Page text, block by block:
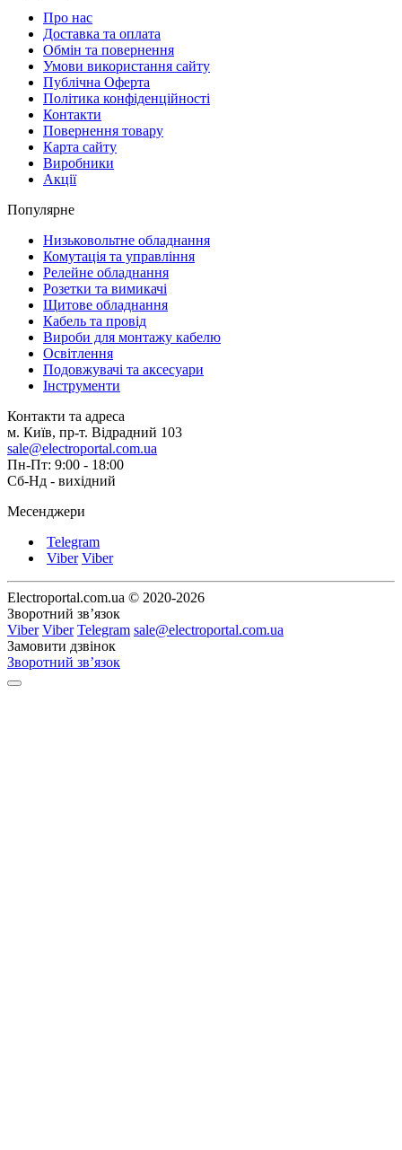
Про нас
Доставка та оплата
Обмін та повернення
Умови використання сайту
Публічна Оферта
Політика конфіденційності
Контакти
Повернення товару
Карта сайту
Виробники
Акції
Популярне
Низьковольтне обладнання
Комутація та управління
Релейне обладнання
Розетки та вимикачі
Щитове обладнання
Кабель та провід
Вироби для монтажу кабелю
Освітлення
Подовжувачі та аксесуари
Інструменти
Контакти та адреса
м. Київ, пр-т. Відрадний 103
sale@electroportal.com.ua
Пн-Пт: 9:00 - 18:00
Сб-Нд - вихідний
Месенджери
Telegram
Viber Viber
Electroportal.com.ua © 2020-2026
Зворотний зв’язок
Viber Viber Telegram sale@electroportal.com.ua
Замовити дзвінок
Зворотний зв’язок